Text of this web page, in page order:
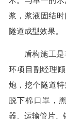
浆，浆液固结
隧道成型效果。
盾构施工
环项目副经理
炮，挖个隧道
脱下棉口罩，
器、运输管片、